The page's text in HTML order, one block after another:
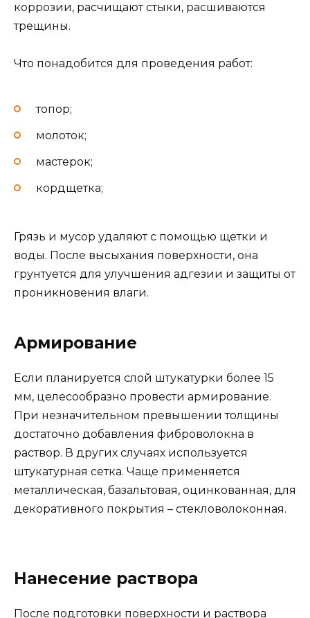
коррозии, расчищают стыки, расшиваются
трещины.
Что понадобится для проведения работ:
топор;
молоток;
мастерок;
кордщетка;
Грязь и мусор удаляют с помощью щетки и
воды. После высыхания поверхности, она
грунтуется для улучшения адгезии и защиты от
проникновения влаги.
Армирование
Если планируется слой штукатурки более 15
мм, целесообразно провести армирование.
При незначительном превышении толщины
достаточно добавления фиброволокна в
раствор. В других случаях используется
штукатурная сетка. Чаще применяется
металлическая, базальтовая, оцинкованная, для
декоративного покрытия – стекловолоконная.
Нанесение раствора
После подготовки поверхности и раствора